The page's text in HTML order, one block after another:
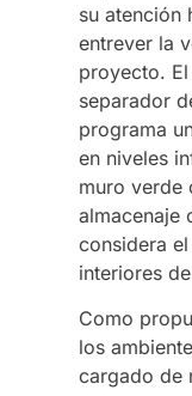
su atención
entrever la
proyecto.
separador
programa
en niveles
muro verde
almacenaje
considera
interiores
Como
los
cargado de